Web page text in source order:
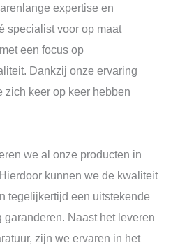
expertise en
specialist voor op maat
een focus op
Dankzij onze ervaring
zich keer op keer hebben
we al onze producten in
kunnen we de kwaliteit
tegelijkertijd een uitstekende
Naast het leveren
zijn we ervaren in het